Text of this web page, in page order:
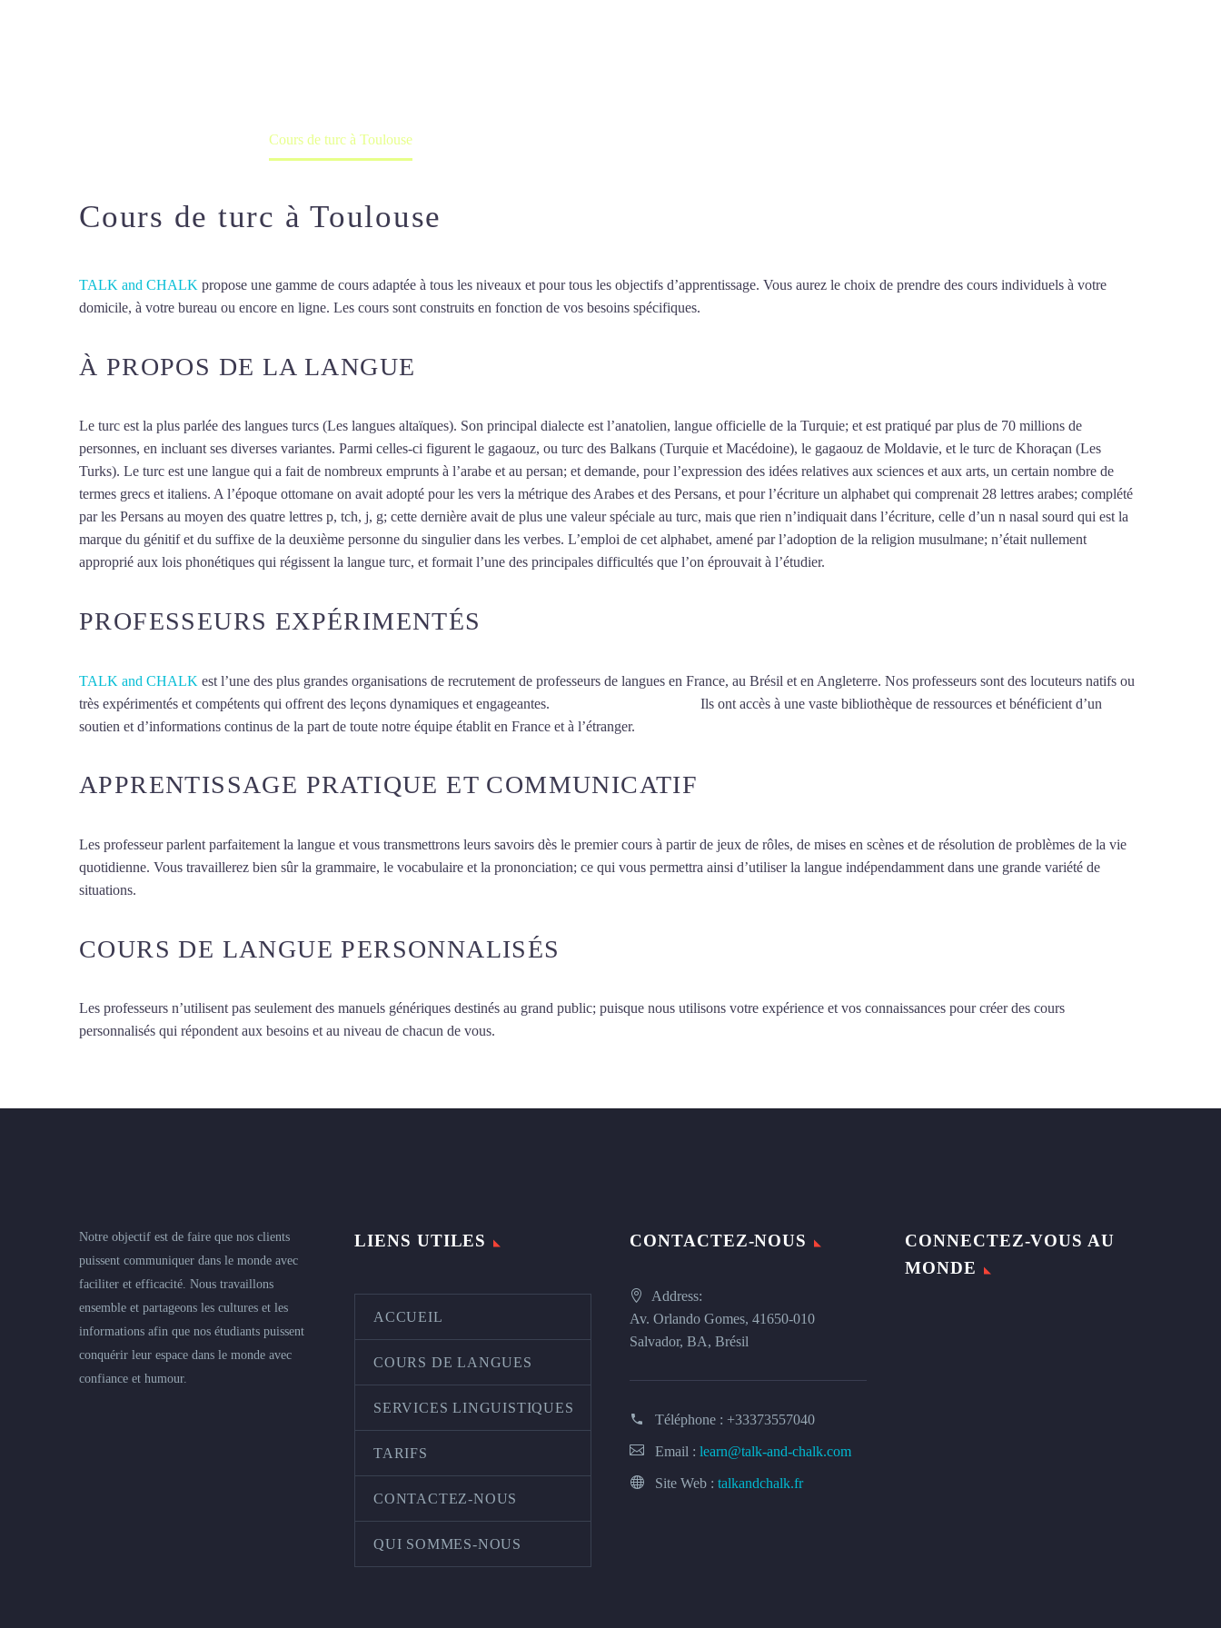
Cours de turc à Toulouse
Cours de turc à Toulouse
TALK and CHALK propose une gamme de cours adaptée à tous les niveaux et pour tous les objectifs d’apprentissage. Vous aurez le choix de prendre des cours individuels à votre
domicile, à votre bureau ou encore en ligne. Les cours sont construits en fonction de vos besoins spécifiques.
À PROPOS DE LA LANGUE
Le turc est la plus parlée des langues turcs (Les langues altaïques). Son principal dialecte est l’anatolien, langue officielle de la Turquie; et est pratiqué par plus de 70 millions de
personnes, en incluant ses diverses variantes. Parmi celles-ci figurent le gagaouz, ou turc des Balkans (Turquie et Macédoine), le gagaouz de Moldavie, et le turc de Khoraçan (Les
Turks). Le turc est une langue qui a fait de nombreux emprunts à l’arabe et au persan; et demande, pour l’expression des idées relatives aux sciences et aux arts, un certain nombre de
termes grecs et italiens. A l’époque ottomane on avait adopté pour les vers la métrique des Arabes et des Persans, et pour l’écriture un alphabet qui comprenait 28 lettres arabes; complété
par les Persans au moyen des quatre lettres p, tch, j, g; cette dernière avait de plus une valeur spéciale au turc, mais que rien n’indiquait dans l’écriture, celle d’un n nasal sourd qui est la
marque du génitif et du suffixe de la deuxième personne du singulier dans les verbes. L’emploi de cet alphabet, amené par l’adoption de la religion musulmane; n’était nullement
approprié aux lois phonétiques qui régissent la langue turc, et formait l’une des principales difficultés que l’on éprouvait à l’étudier.
PROFESSEURS EXPÉRIMENTÉS
TALK and CHALK est l’une des plus grandes organisations de recrutement de professeurs de langues en France, au Brésil et en Angleterre. Nos professeurs sont des locuteurs natifs ou
très expérimentés et compétents qui offrent des leçons dynamiques et engageantes.
Ils ont accès à une vaste bibliothèque de ressources et bénéficient d’un
soutien et d’informations continus de la part de toute notre équipe établit en France et à l’étranger.
APPRENTISSAGE PRATIQUE ET COMMUNICATIF
Les professeur parlent parfaitement la langue et vous transmettrons leurs savoirs dès le premier cours à partir de jeux de rôles, de mises en scènes et de résolution de problèmes de la vie
quotidienne. Vous travaillerez bien sûr la grammaire, le vocabulaire et la prononciation; ce qui vous permettra ainsi d’utiliser la langue indépendamment dans une grande variété de
situations.
COURS DE LANGUE PERSONNALISÉS
Les professeurs n’utilisent pas seulement des manuels génériques destinés au grand public; puisque nous utilisons votre expérience et vos connaissances pour créer des cours
personnalisés qui répondent aux besoins et au niveau de chacun de vous.
Notre objectif est de faire que nos clients
puissent communiquer dans le monde avec
faciliter et efficacité. Nous travaillons
ensemble et partageons les cultures et les
informations afin que nos étudiants puissent
conquérir leur espace dans le monde avec
confiance et humour.
LIENS UTILES
ACCUEIL
COURS DE LANGUES
SERVICES LINGUISTIQUES
TARIFS
CONTACTEZ-NOUS
QUI SOMMES-NOUS
CONTACTEZ-NOUS
Address:
Av. Orlando Gomes, 41650-010
Salvador, BA, Brésil
Téléphone : +33373557040
Email : learn@talk-and-chalk.com
Site Web : talkandchalk.fr
CONNECTEZ-VOUS AU
MONDE